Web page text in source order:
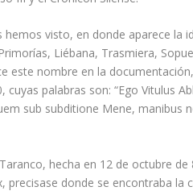
visto, en donde aparece la
Liébana, Trasmiera,
este nombre en la
palabras son: “Ego Vitulus
sub subditione Mene, manibus
hecha en 12 de octubre
precisase donde se encontraba la